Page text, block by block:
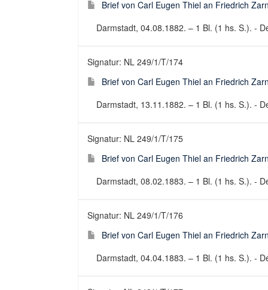
Brief von Carl Eugen Thiel an Friedrich
Darmstadt, 04.08.1882. – 1 Bl. (1 hs. S.). -
Signatur: NL 249/1/T/174
Brief von Carl Eugen Thiel an Friedrich
Darmstadt, 13.11.1882. – 1 Bl. (1 hs. S.). -
Signatur: NL 249/1/T/175
Brief von Carl Eugen Thiel an Friedrich
Darmstadt, 08.02.1883. – 1 Bl. (1 hs. S.). -
Signatur: NL 249/1/T/176
Brief von Carl Eugen Thiel an Friedrich
Darmstadt, 04.04.1883. – 1 Bl. (1 hs. S.). -